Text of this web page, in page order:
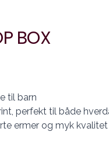
BOX
til barn
perfekt til både
ermer og myk